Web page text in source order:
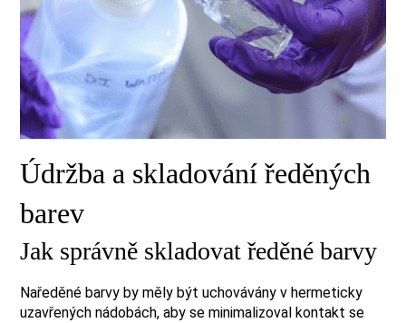
Údržba a skladování ředěných
barev
Jak správně skladovat ředěné barvy
Naředěné barvy by měly být uchovávány v hermeticky
uzavřených nádobách, aby se minimalizoval kontakt se